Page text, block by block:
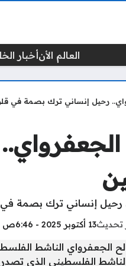
العالم الأنأخبار
رحيل إنساني ترك بصمة في
تحديث13 أكتوبر 2025 - 6:46ص
الجعفرواي الناشط
الفلسطيني الذي تصدر